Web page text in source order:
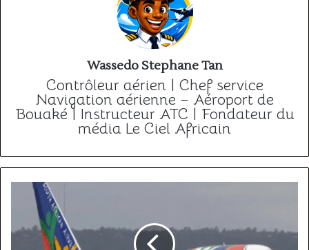
Wassedo Stephane Tan
Contrôleur aérien | Chef service
Navigation aérienne – Aéroport de
Bouaké | Instructeur ATC | Fondateur du
média Le Ciel Africain
Rôle
Marché
Unique